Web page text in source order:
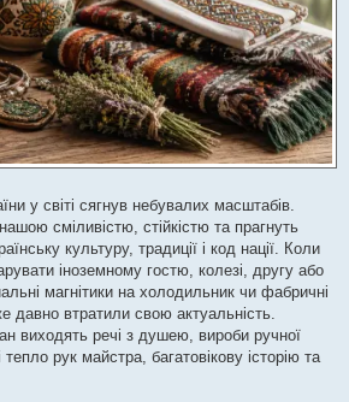
у світі сягнув небувалих масштабів.
сміливістю, стійкістю та прагнуть
культуру, традиції і код нації. Коли
іноземному гостю, колезі, другу або
магнітики на холодильник чи фабричні
давно втратили свою актуальність.
виходять речі з душею, вироби ручної
рук майстра, багатовікову історію та